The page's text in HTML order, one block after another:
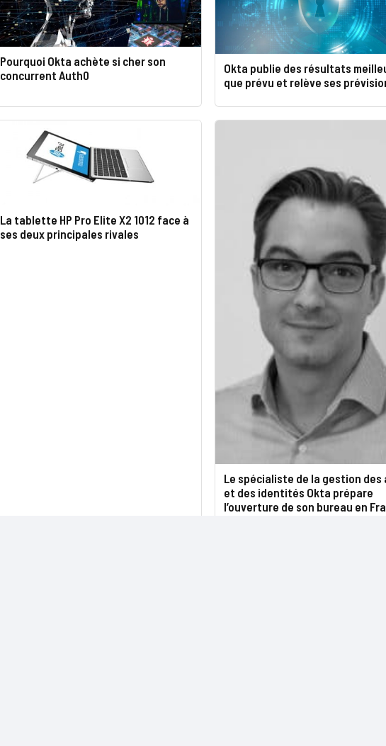
Pourquoi Okta achète si cher son
concurrent Auth0
Okta publie des résultats
que prévu et relève ses
La tablette HP Pro Elite X2 1012 face à
ses deux principales rivales
Le spécialiste de la gestion des
et des identités Okta prépare
l’ouverture de son bureau en